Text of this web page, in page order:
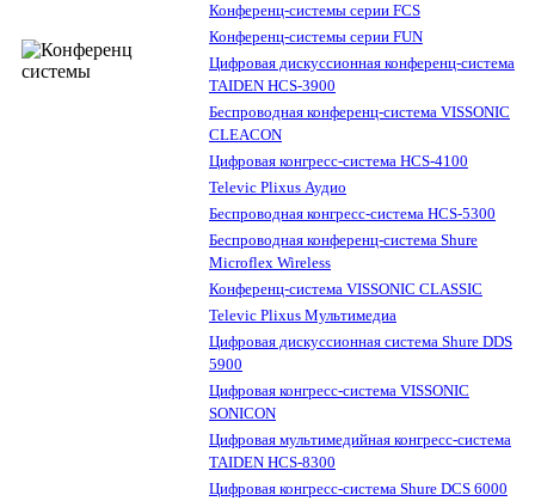
Конференц-системы серии FCS
Конференц-системы серии FUN
Цифровая дискуссионная конференц-система
TAIDEN HCS-3900
Беспроводная конференц-система VISSONIC
CLEACON
Цифровая конгресс-система HCS-4100
Televic Plixus Аудио
Беспроводная конгресс-система HCS-5300
Беспроводная конференц-система Shure
Microflex Wireless
Конференц-система VISSONIC CLASSIC
Televic Plixus Мультимедиа
Цифровая дискуссионная система Shure DDS
5900
Цифровая конгресс-система VISSONIC
SONICON
Цифровая мультимедийная конгресс-система
TAIDEN HCS-8300
Цифровая конгресс-система Shure DCS 6000